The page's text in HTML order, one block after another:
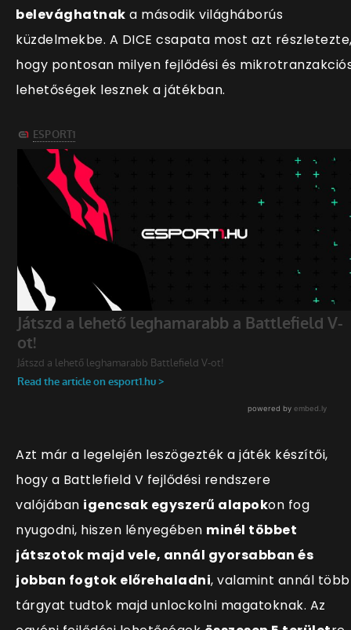
belevághatnak a második világháborús
küzdelmekbe. A DICE csapata most azt
hogy pontosan milyen fejlődési és
lehetőségek lesznek a játékban.
Azt már a legelején leszögezték a játék készítői,
hogy a Battlefield V fejlődési rendszere
valójában igencsak egyszerű alapokon fog
nyugodni, hiszen lényegében minél többet
játszotok majd vele, annál gyorsabban és
jobban fogtok előrehaladni, valamint annál több
tárgyat tudtok majd unlockolni magatoknak. Az